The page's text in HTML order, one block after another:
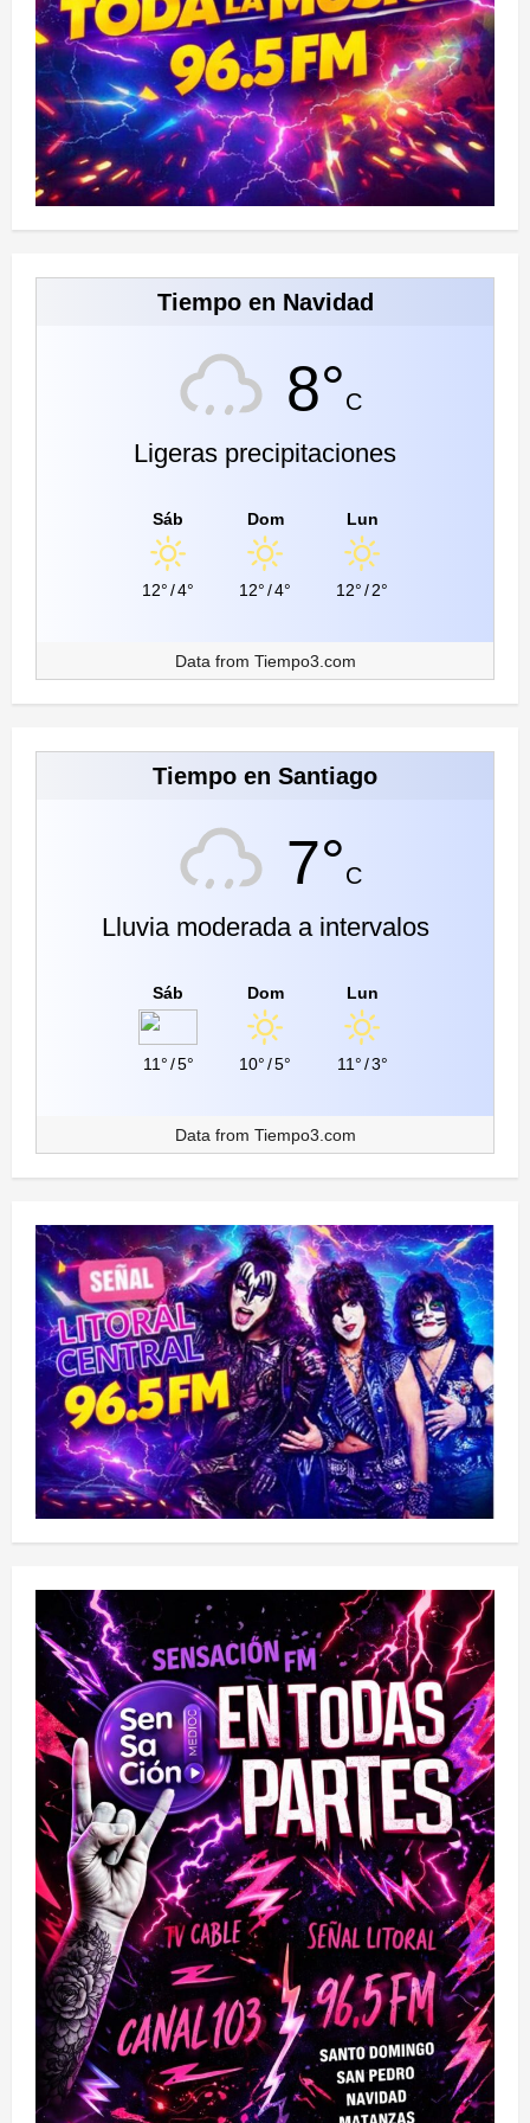
Tiempo en Navidad
8°C
Ligeras precipitaciones
Sáb
12°/4°
Dom
12°/4°
Lun
12°/2°
Data from Tiempo3.com
Tiempo en Santiago
7°C
Lluvia moderada a intervalos
Sáb
11°/5°
Dom
10°/5°
Lun
11°/3°
Data from Tiempo3.com